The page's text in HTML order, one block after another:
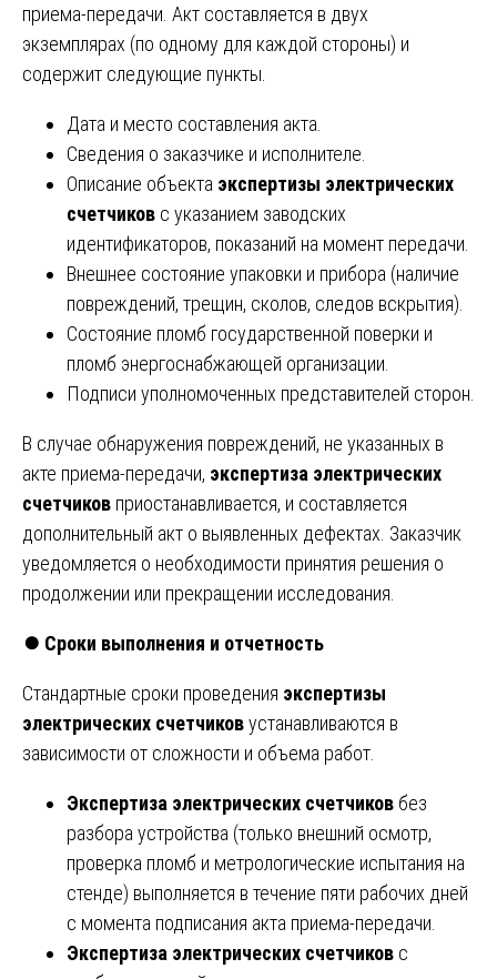
приема-передачи. Акт составляется в двух
экземплярах (по одному для каждой стороны) и
содержит следующие пункты.
Дата и место составления акта.
Сведения о заказчике и исполнителе.
Описание объекта экспертизы электрических
счетчиков с указанием заводских
идентификаторов, показаний на момент передачи.
Внешнее состояние упаковки и прибора (наличие
повреждений, трещин, сколов, следов вскрытия).
Состояние пломб государственной поверки и
пломб энергоснабжающей организации.
Подписи уполномоченных представителей сторон.
В случае обнаружения повреждений, не указанных в
акте приема-передачи, экспертиза электрических
счетчиков приостанавливается, и составляется
дополнительный акт о выявленных дефектах. Заказчик
уведомляется о необходимости принятия решения о
продолжении или прекращении исследования.
⏺️ Сроки выполнения и отчетность
Стандартные сроки проведения экспертизы
электрических счетчиковустанавливаются в
зависимости от сложности и объема работ.
Экспертиза электрических счетчиков без
разбора устройства (только внешний осмотр,
проверка пломб и метрологические испытания на
стенде) выполняется в течение пяти рабочих дней
с момента подписания акта приема-передачи.
Экспертиза электрических счетчиков с